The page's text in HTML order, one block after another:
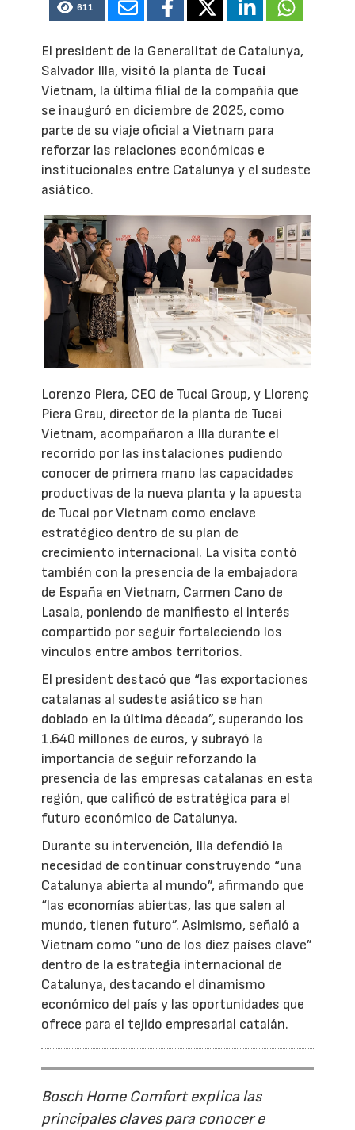
611
El president de la Generalitat de Catalunya,
Salvador Illa, visitó la planta de Tucai
Vietnam, la última filial de la compañía que
se inauguró en diciembre de 2025, como
parte de su viaje oficial a Vietnam para
reforzar las relaciones económicas e
institucionales entre Catalunya y el sudeste
asiático.
Lorenzo Piera, CEO de Tucai Group, y Llorenç
Piera Grau, director de la planta de Tucai
Vietnam, acompañaron a Illa durante el
recorrido por las instalaciones pudiendo
conocer de primera mano las capacidades
productivas de la nueva planta y la apuesta
de Tucai por Vietnam como enclave
estratégico dentro de su plan de
crecimiento internacional. La visita contó
también con la presencia de la embajadora
de España en Vietnam, Carmen Cano de
Lasala, poniendo de manifiesto el interés
compartido por seguir fortaleciendo los
vínculos entre ambos territorios.
El president destacó que “las exportaciones
catalanas al sudeste asiático se han
doblado en la última década”, superando los
1.640 millones de euros, y subrayó la
importancia de seguir reforzando la
presencia de las empresas catalanas en esta
región, que calificó de estratégica para el
futuro económico de Catalunya.
Durante su intervención, Illa defendió la
necesidad de continuar construyendo “una
Catalunya abierta al mundo”, afirmando que
“las economías abiertas, las que salen al
mundo, tienen futuro”. Asimismo, señaló a
Vietnam como “uno de los diez países clave”
dentro de la estrategia internacional de
Catalunya, destacando el dinamismo
económico del país y las oportunidades que
ofrece para el tejido empresarial catalán.
Bosch Home Comfort explica las
principales claves para conocer e